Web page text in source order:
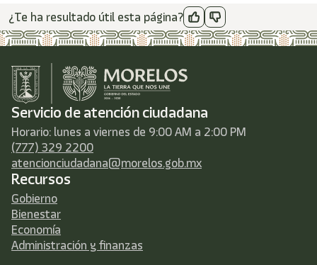
¿Te ha resultado útil esta página?
Servicio de atención ciudadana
Horario: lunes a viernes de 9:00 AM a 2:00 PM
(777) 329 2200
atencionciudadana@morelos.gob.mx
Recursos
Gobierno
Bienestar
Economía
Administración y finanzas